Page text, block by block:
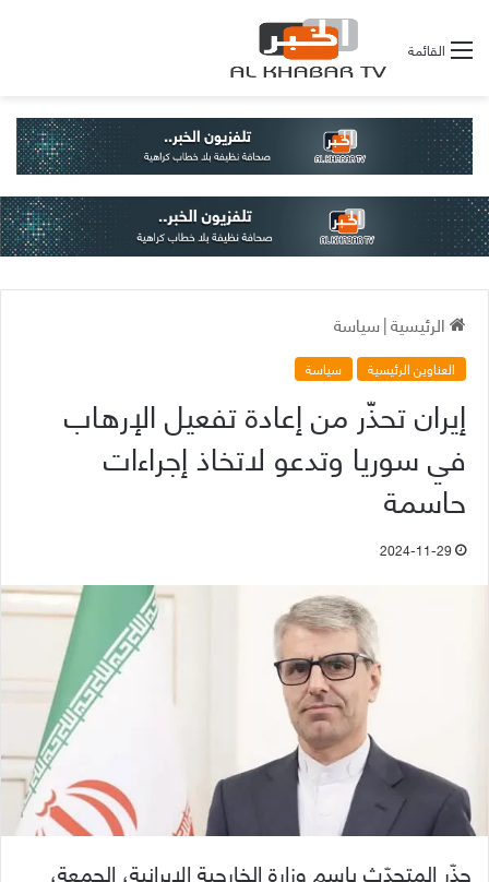
القائمة
الرئيسية|سياسة
العناوين الرئيسية سياسة
إيران تحذّر من إعادة تفعيل الإرهاب
في سوريا وتدعو لاتخاذ إجراءات
حاسمة
2024-11-29
حذّر المتحدّث باسم وزارة الخارجية الإيرانية، الجمعة،